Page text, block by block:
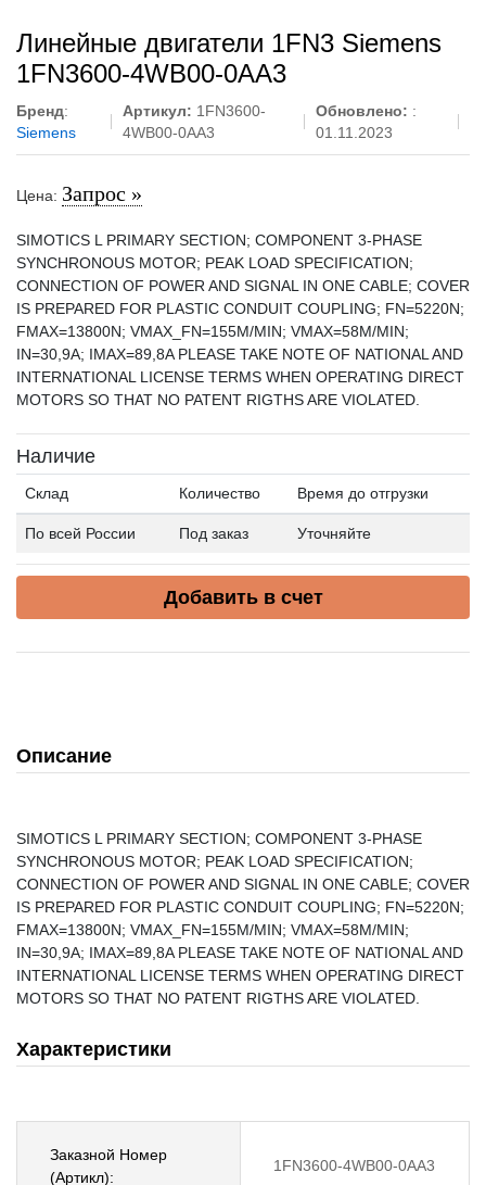
Линейные двигатели 1FN3 Siemens
1FN3600-4WB00-0AA3
Бренд:
Siemens
Артикул: 1FN3600-
4WB00-0AA3
Обновлено: :
01.11.2023
Цена: Запрос »
SIMOTICS L PRIMARY SECTION; COMPONENT 3-PHASE
SYNCHRONOUS MOTOR; PEAK LOAD SPECIFICATION;
CONNECTION OF POWER AND SIGNAL IN ONE CABLE; COVER
IS PREPARED FOR PLASTIC CONDUIT COUPLING; FN=5220N;
FMAX=13800N; VMAX_FN=155M/MIN; VMAX=58M/MIN;
IN=30,9A; IMAX=89,8A PLEASE TAKE NOTE OF NATIONAL AND
INTERNATIONAL LICENSE TERMS WHEN OPERATING DIRECT
MOTORS SO THAT NO PATENT RIGTHS ARE VIOLATED.
Наличие
Склад Количество Время до отгрузки
По всей России Под заказ Уточняйте
Добавить в счет
Описание
SIMOTICS L PRIMARY SECTION; COMPONENT 3-PHASE
SYNCHRONOUS MOTOR; PEAK LOAD SPECIFICATION;
CONNECTION OF POWER AND SIGNAL IN ONE CABLE; COVER
IS PREPARED FOR PLASTIC CONDUIT COUPLING; FN=5220N;
FMAX=13800N; VMAX_FN=155M/MIN; VMAX=58M/MIN;
IN=30,9A; IMAX=89,8A PLEASE TAKE NOTE OF NATIONAL AND
INTERNATIONAL LICENSE TERMS WHEN OPERATING DIRECT
MOTORS SO THAT NO PATENT RIGTHS ARE VIOLATED.
Характеристики
Заказной Номер
(Артикл):
1FN3600-4WB00-0AA3